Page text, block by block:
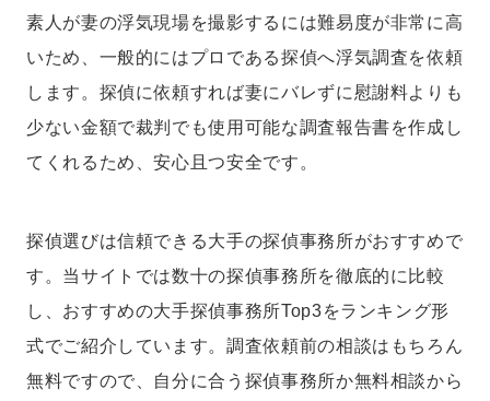
素人が妻の浮気現場を撮影するには難易度が非常に高
いため、一般的にはプロである探偵へ浮気調査を依頼
します。探偵に依頼すれば妻にバレずに慰謝料よりも
少ない金額で裁判でも使用可能な調査報告書を作成し
てくれるため、安心且つ安全です。
探偵選びは信頼できる大手の探偵事務所がおすすめで
す。当サイトでは数十の探偵事務所を徹底的に比較
し、おすすめの大手探偵事務所Top3をランキング形
式でご紹介しています。調査依頼前の相談はもちろん
無料ですので、自分に合う探偵事務所か無料相談から